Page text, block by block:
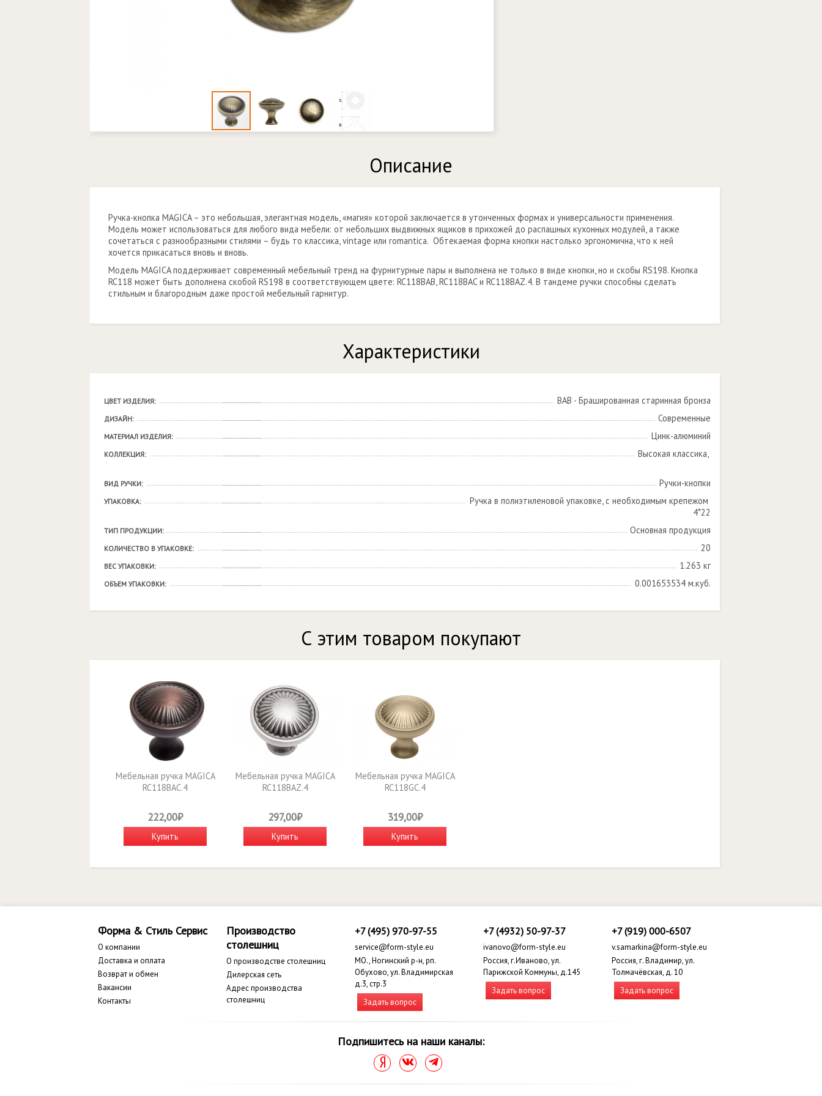
Описание
Ручка-кнопка MAGICA – это небольшая, элегантная модель, «магия» которой заключается в утонченных формах и универсальности применения.
Модель может использоваться для любого вида мебели: от небольших выдвижных ящиков в прихожей до распашных кухонных модулей, а также
сочетаться с разнообразными стилями – будь то классика, vintage или romantica. Обтекаемая форма кнопки настолько эргономична, что к ней
хочется прикасаться вновь и вновь.
Модель MAGICA поддерживает современный мебельный тренд на фурнитурные пары и выполнена не только в виде кнопки, но и скобы RS198. Кнопка
RC118 может быть дополнена скобой RS198 в соответствующем цвете: RC118BAB, RC118BAC и RC118BAZ.4. В тандеме ручки способны сделать
стильным и благородным даже простой мебельный гарнитур.
Характеристики
ЦВЕТ ИЗДЕЛИЯ: BAB - Брашированная старинная бронза
ДИЗАЙН: Современные
МАТЕРИАЛ ИЗДЕЛИЯ: Цинк-алюминий
КОЛЛЕКЦИЯ: Высокая классика,
ВИД РУЧКИ: Ручки-кнопки
УПАКОВКА:
Ручка в полиэтиленовой упаковке, с необходимым крепежом
4*22
ТИП ПРОДУКЦИИ: Основная продукция
КОЛИЧЕСТВО В УПАКОВКЕ: 20
ВЕС УПАКОВКИ: 1.263 кг
ОБЪЕМ УПАКОВКИ: 0.001653534 м.куб.
С этим товаром покупают
Мебельная ручка MAGICA
RC118BAC.4
222,00₽
Купить
Мебельная ручка MAGICA
RC118BAZ.4
297,00₽
Купить
Мебельная ручка MAGICA
RC118GC.4
319,00₽
Купить
Форма & Стиль Сервис
О компании
Доставка и оплата
Возврат и обмен
Вакансии
Контакты
Производство
столешниц
О производстве столешниц
Дилерская сеть
Адрес производства
столешниц
+7 (495) 970-97-55
service@form-style.eu
МО., Ногинский р-н, рп.
Обухово, ул. Владимирская
д.3, стр.3
Задать вопрос
+7 (4932) 50-97-37
ivanovo@form-style.eu
Россия, г.Иваново, ул.
Парижской Коммуны, д.145
Задать вопрос
+7 (919) 000-6507
v.samarkina@form-style.eu
Россия, г. Владимир, ул.
Толмачёвская, д. 10
Задать вопрос
Подпишитесь на наши каналы: